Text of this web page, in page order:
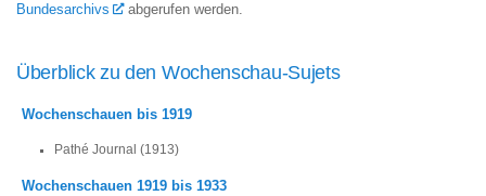
Bundesarchivs
abgerufen werden.
Überblick zu den Wochenschau-Sujets
Wochenschauen bis 1919
Pathé Journal (1913)
Wochenschauen 1919 bis 1933